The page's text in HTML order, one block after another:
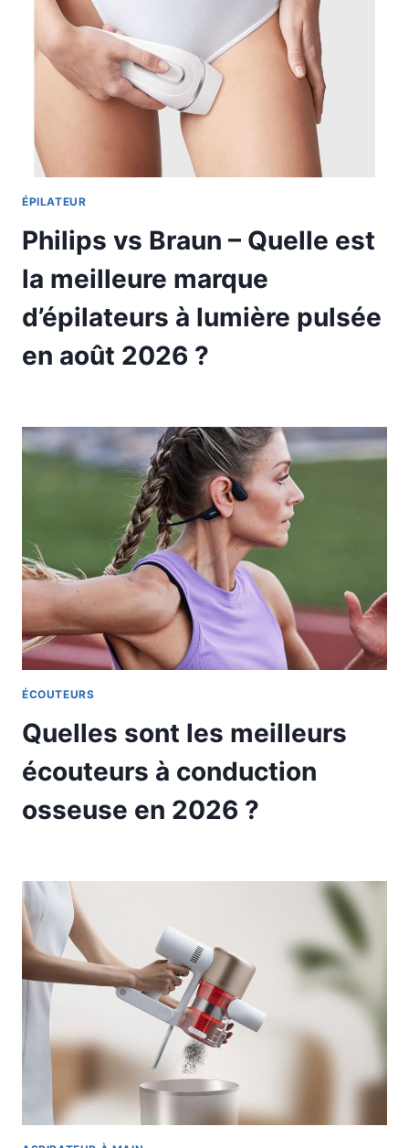
ÉPILATEUR
Philips vs Braun – Quelle est
la meilleure marque
d’épilateurs à lumière pulsée
en août 2026 ?
ÉCOUTEURS
Quelles sont les meilleurs
écouteurs à conduction
osseuse en 2026 ?